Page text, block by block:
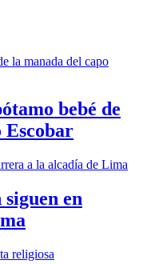
bebé de
Escobar
en